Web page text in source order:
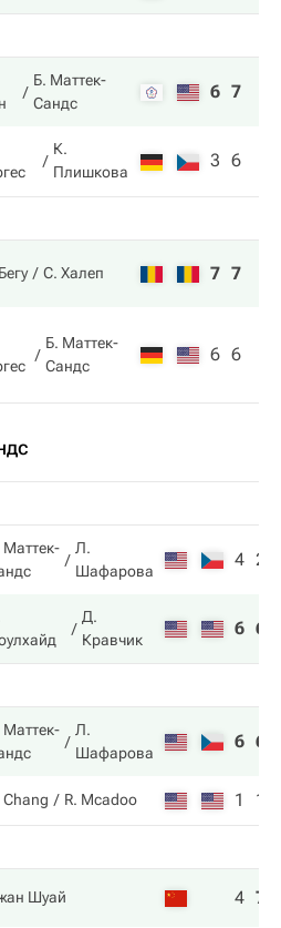
Б. Маттек-
Сандс
6 7
К.
Плишкова
3 6
С. Халеп 7 7
Б. Маттек-
Сандс
6 6
Маттек-
Л.
Шафарова
4 2
Д.
Кравчик
6 6
Маттек-
Л.
Шафарова
6 6
Chang R. Mcadoo 1 1
Шуай 4 7